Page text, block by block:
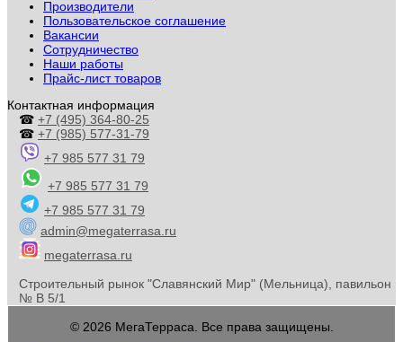
Производители
Пользовательское соглашение
Вакансии
Сотрудничество
Наши работы
Прайс-лист товаров
Контактная информация
☎ +7 (495) 364-80-25
☎ +7 (985) 577-31-79
+7 985 577 31 79
+7 985 577 31 79
+7 985 577 31 79
admin@megaterrasa.ru
megaterrasa.ru
Строительный рынок "Славянский Мир" (Мельница), павильон
№ В 5/1
© 2026 МегаТерраса. Все права защищены.